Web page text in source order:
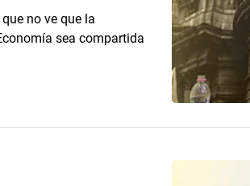
no ve que la
sea compartida